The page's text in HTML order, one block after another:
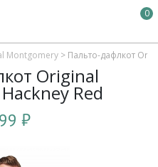
0
Montgomery > Пальто-дафлкот
Original
Red
₽